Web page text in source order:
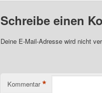
Schreibe einen
Deine E-Mail-Adresse wird nicht
Kommentar *